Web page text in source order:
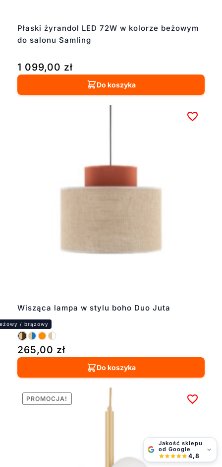
Płaski żyrandol LED 72W w kolorze beżowym
do salonu Samling
1 099,00 zł
Do koszyka
Wisząca lampa w stylu boho Duo Juta
265,00 zł
Do koszyka
PROMOCJA!
Jakość sklepu
od Google
4,8